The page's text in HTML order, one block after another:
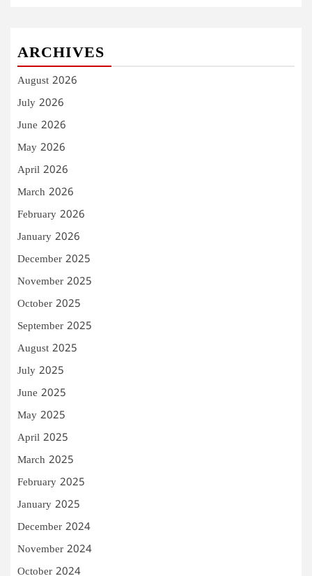
ARCHIVES
August 2026
July 2026
June 2026
May 2026
April 2026
March 2026
February 2026
January 2026
December 2025
November 2025
October 2025
September 2025
August 2025
July 2025
June 2025
May 2025
April 2025
March 2025
February 2025
January 2025
December 2024
November 2024
October 2024